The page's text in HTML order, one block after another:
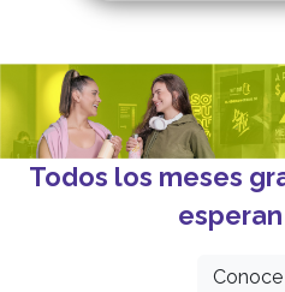
Todos los meses